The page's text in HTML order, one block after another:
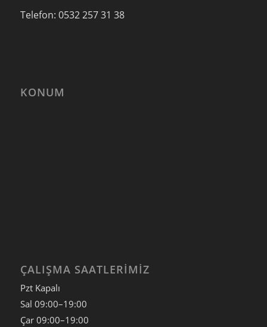
Telefon: 0532 257 31 38
KONUM
ÇALIŞMA SAATLERIMIZ
Pzt Kapalı
Sal 09:00–19:00
Çar 09:00–19:00